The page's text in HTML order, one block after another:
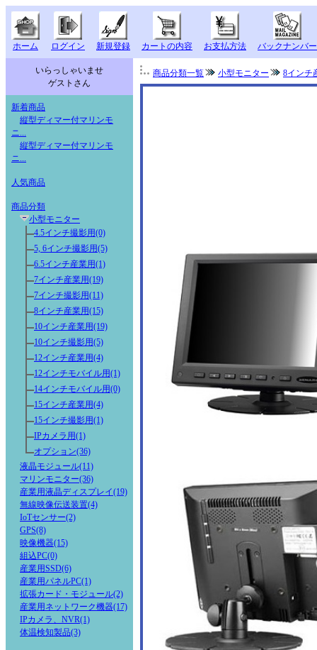
ホーム ログイン 新規登録 カートの内容 お支払方法 バックナンバー
いらっしゃいませ
ゲストさん
新着商品
縦型ディマー付マリンモ
ニ...
縦型ディマー付マリンモ
ニ...
人気商品
商品分類
小型モニター
4.5インチ撮影用(0)
5, 6インチ撮影用(5)
6.5インチ産業用(1)
7インチ産業用(19)
7インチ撮影用(11)
8インチ産業用(15)
10インチ産業用(19)
10インチ撮影用(5)
12インチ産業用(4)
12インチモバイル用(1)
14インチモバイル用(0)
15インチ産業用(4)
15インチ撮影用(1)
IPカメラ用(1)
オプション(36)
液晶モジュール(11)
マリンモニター(36)
産業用液晶ディスプレイ(19)
無線映像伝送装置(4)
IoTセンサー(2)
GPS(8)
映像機器(15)
組込PC(0)
産業用SSD(6)
産業用パネルPC(1)
拡張カード・モジュール(2)
産業用ネットワーク機器(17)
IPカメラ、NVR(1)
体温検知製品(3)
商品分類一覧 小型モニター 8インチ